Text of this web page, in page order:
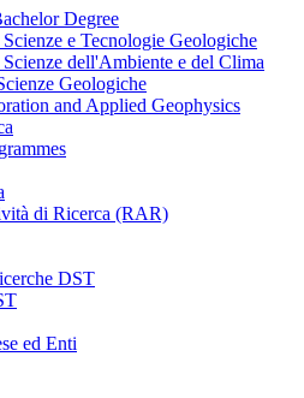
Degree
e Tecnologie Geologiche
dell'Ambiente e del Clima
Geologiche
and Applied Geophysics
di Ricerca (RAR)
DST
ed Enti